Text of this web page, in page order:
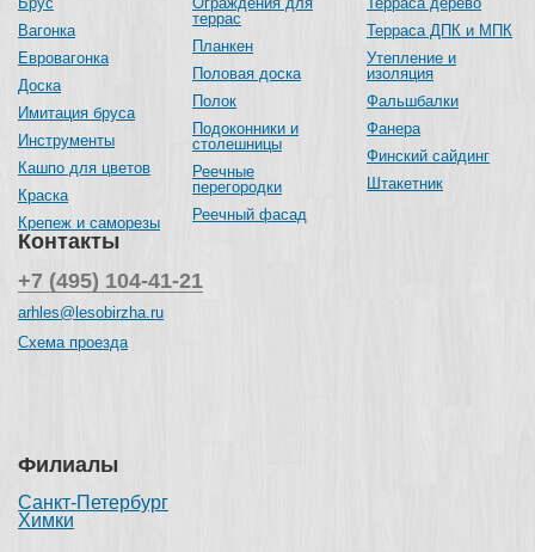
Вагонка
Евровагонка
Доска
Имитация бруса
Инструменты
Кашпо для цветов
Краска
Крепеж и саморезы
террас
Планкен
Половая доска
Полок
Подоконники и
столешницы
Реечные
перегородки
Реечный фасад
Терраса ДПК и МПК
Утепление и
изоляция
Фальшбалки
Фанера
Финский сайдинг
Штакетник
Контакты
+7 (495) 104-41-21
arhles@lesobirzha.ru
Схема проезда
Филиалы
Санкт-Петербург
Химки